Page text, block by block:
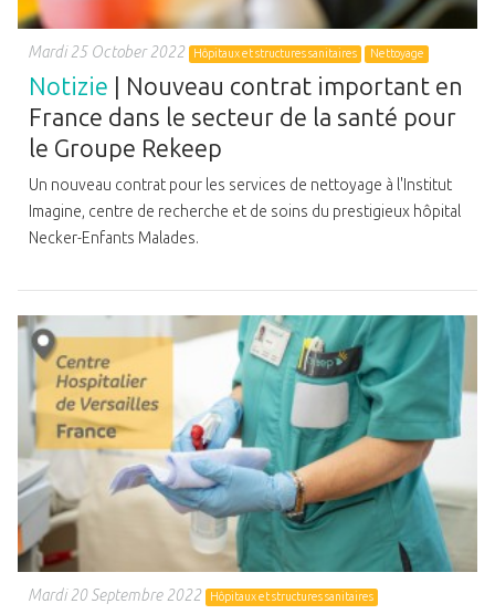
Mardi 25 October 2022 Hôpitaux et structures sanitaires Nettoyage
Notizie | Nouveau contrat important en
France dans le secteur de la santé pour
le Groupe Rekeep
Un nouveau contrat pour les services de nettoyage à l'Institut
Imagine, centre de recherche et de soins du prestigieux hôpital
Necker-Enfants Malades.
Mardi 20 Septembre 2022 Hôpitaux et structures sanitaires